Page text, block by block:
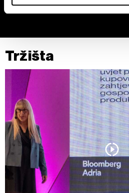
izmijeniti ili povući u Izjavi o
vašim pravima pročitajte u našoj
kolačićima i drugim sličnim
Kolačiće u bilo kojem trenutku
na „Prikaži detalje“. Privolu možete
povući bez negativnih posljedica.
Tržišta